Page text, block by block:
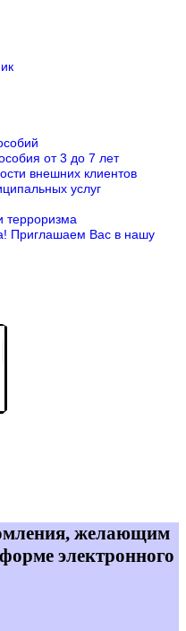
от 3 до 7 лет
внешних клиентов
услуг
терроризма
Приглашаем Вас в нашу
желающим
электронного